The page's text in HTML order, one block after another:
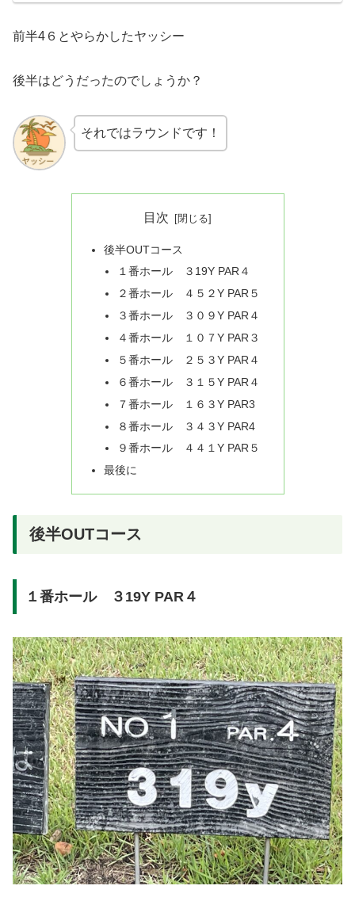
前半4６とやらかしたヤッシー
後半はどうだったのでしょうか？
それではラウンドです！
目次
後半OUTコース
１番ホール ３19Y PAR４
２番ホール ４５２Y PAR５
３番ホール ３０９Y PAR４
４番ホール １０７Y PAR３
５番ホール ２５３Y PAR４
６番ホール ３１５Y PAR４
７番ホール １６３Y PAR3
８番ホール ３４３Y PAR4
９番ホール ４４１Y PAR５
最後に
後半OUTコース
１番ホール ３19Y PAR４